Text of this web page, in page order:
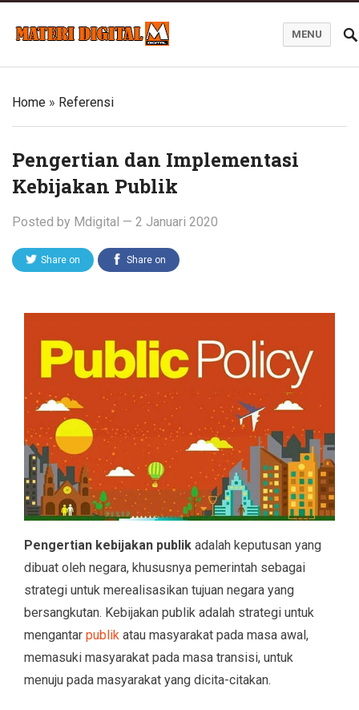
MENU
Home » Referensi
Pengertian dan Implementasi
Kebijakan Publik
Posted by Mdigital — 2 Januari 2020
Share on Share on
Pengertian kebijakan publik adalah keputusan yang
dibuat oleh negara, khususnya pemerintah sebagai
strategi untuk merealisasikan tujuan negara yang
bersangkutan. Kebijakan publik adalah strategi untuk
mengantar publik atau masyarakat pada masa awal,
memasuki masyarakat pada masa transisi, untuk
menuju pada masyarakat yang dicita-citakan.